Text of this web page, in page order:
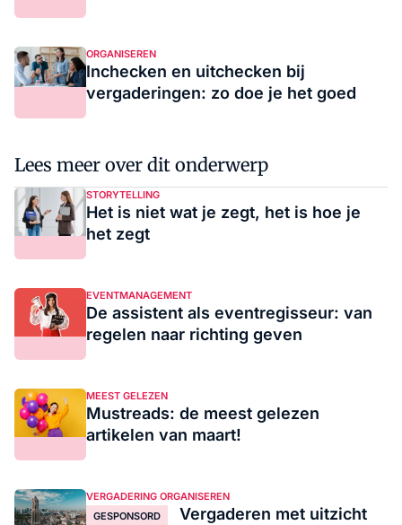
ORGANISEREN
Inchecken en uitchecken bij
vergaderingen: zo doe je het goed
Lees meer over dit onderwerp
STORYTELLING
Het is niet wat je zegt, het is hoe je
het zegt
EVENTMANAGEMENT
De assistent als eventregisseur: van
regelen naar richting geven
MEEST GELEZEN
Mustreads: de meest gelezen
artikelen van maart!
VERGADERING ORGANISEREN
GESPONSORD
Vergaderen met uitzicht